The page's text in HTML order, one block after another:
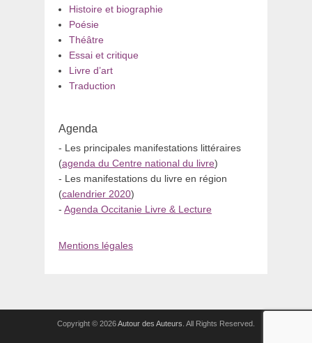
Histoire et biographie
Poésie
Théâtre
Essai et critique
Livre d’art
Traduction
Agenda
- Les principales manifestations littéraires
(agenda du Centre national du livre)
- Les manifestations du livre en région
(calendrier 2020)
- Agenda Occitanie Livre & Lecture
Mentions légales
Copyright © 2026Autour des Auteurs . All Rights Reserved.